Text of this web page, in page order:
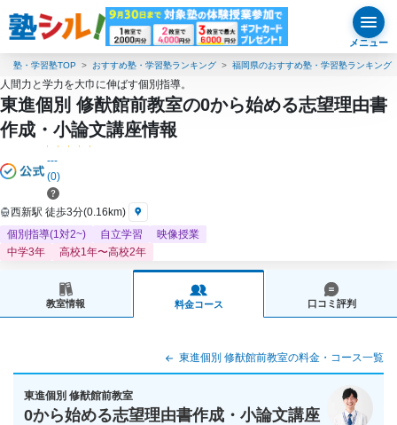
メニュー
塾・学習塾TOP おすすめ塾・学習塾ランキング 福岡県のおすすめ塾・学習塾ランキング
人間力と学力を大巾に伸ばす個別指導。
東進個別 修猷館前教室の0から始める志望理由書
作成・小論文講座情報
---
(0)
西新駅 徒歩3分(0.16km)
個別指導(1対2~)
自立学習
映像授業
中学3年
高校1年〜高校2年
教室情報 料金コース 口コミ評判
東進個別 修猷館前教室の料金・コース一覧
東進個別 修猷館前教室
0から始める志望理由書作成・小論文講座